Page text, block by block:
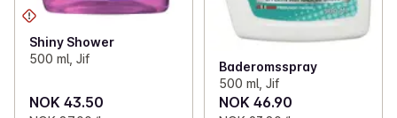
Shiny Shower
500 ml, Jif
NOK 43.50
Baderomsspray
500 ml, Jif
NOK 46.90